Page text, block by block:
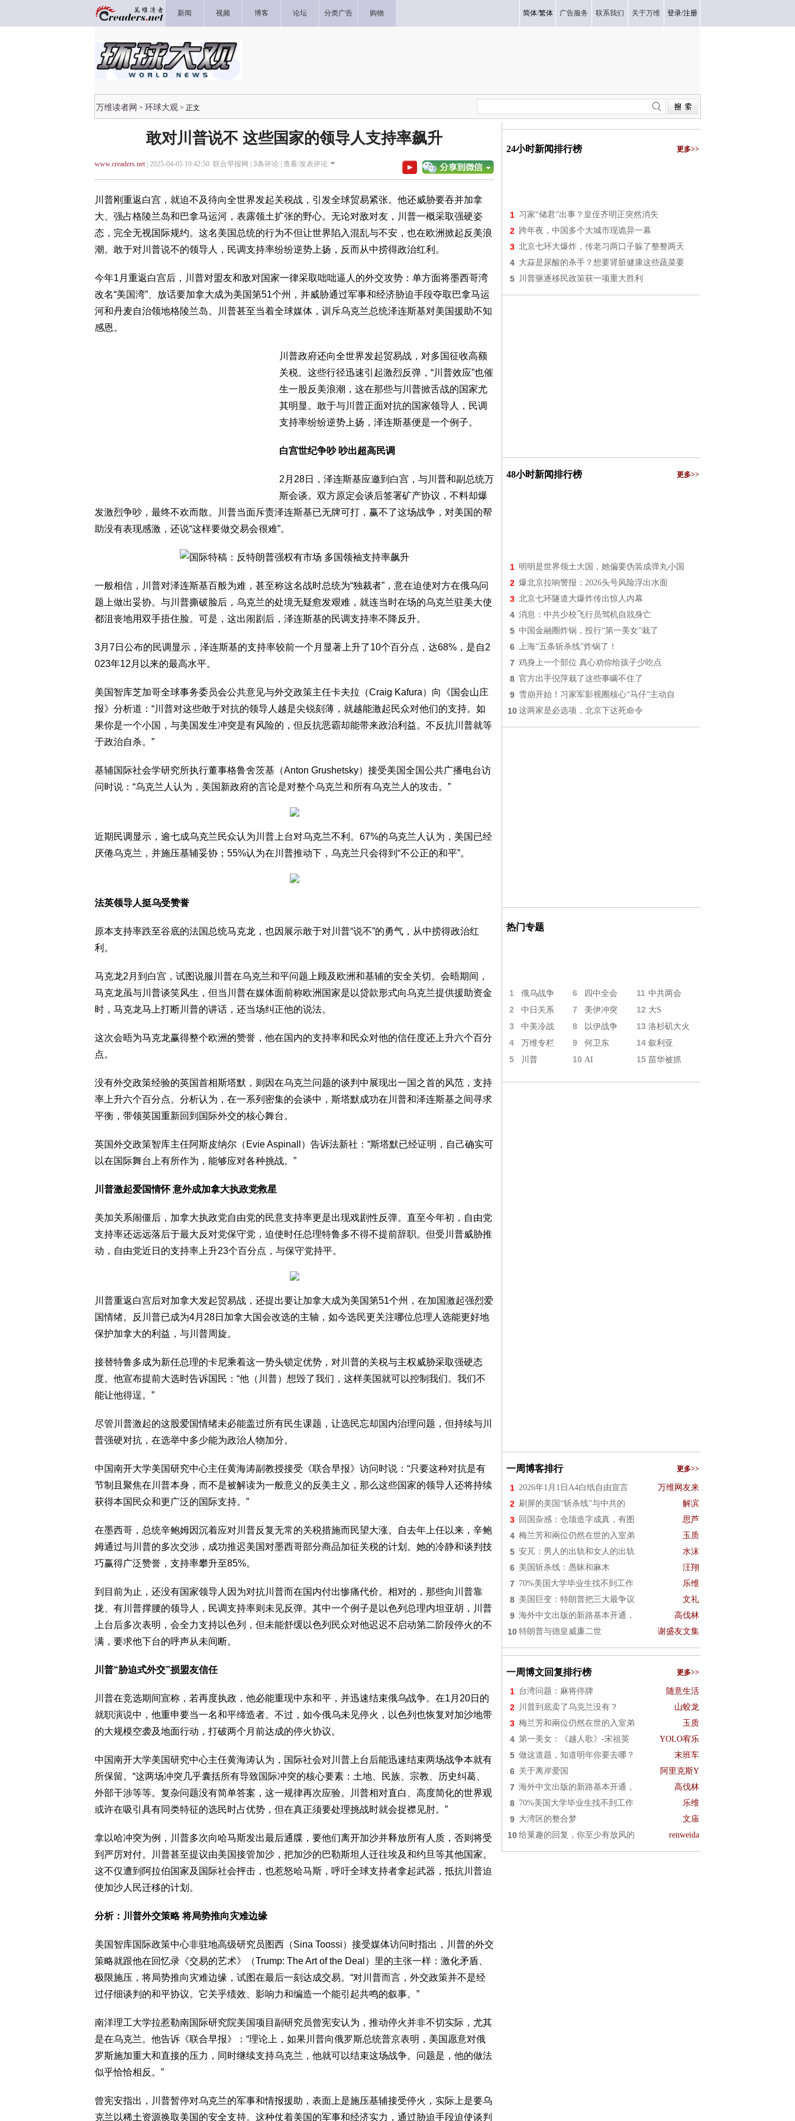
新闻 视频 博客 论坛 分类广告 购物 简体/繁体 广告服务 联系我们 关于万维 登录/注册
万维读者网 > 环球大观 > 正文
敢对川普说不 这些国家的领导人支持率飙升
www.creaders.net| 2025-04-05 19:42:50 联合早报网 | 3条评论 | 查看/发表评论
川普刚重返白宫，就迫不及待向全世界发起关税战，引发全球贸易紧张。他还威胁要吞并加拿
大、强占格陵兰岛和巴拿马运河，表露领土扩张的野心。无论对敌对友，川普一概采取强硬姿
态，完全无视国际规约。这名美国总统的行为不但让世界陷入混乱与不安，也在欧洲掀起反美浪
潮。敢于对川普说不的领导人，民调支持率纷纷逆势上扬，反而从中捞得政治红利。
今年1月重返白宫后，川普对盟友和敌对国家一律采取咄咄逼人的外交攻势：单方面将墨西哥湾
改名“美国湾”、放话要加拿大成为美国第51个州，并威胁通过军事和经济胁迫手段夺取巴拿马运
河和丹麦自治领地格陵兰岛。川普甚至当着全球媒体，训斥乌克兰总统泽连斯基对美国援助不知
感恩。
川普政府还向全世界发起贸易战，对多国征收高额
关税。这些行径迅速引起激烈反弹，“川普效应”也催
生一股反美浪潮，这在那些与川普掀舌战的国家尤
其明显。敢于与川普正面对抗的国家领导人，民调
支持率纷纷逆势上扬，泽连斯基便是一个例子。
白宫世纪争吵 吵出超高民调
2月28日，泽连斯基应邀到白宫，与川普和副总统万
斯会谈。双方原定会谈后签署矿产协议，不料却爆
发激烈争吵，最终不欢而散。川普当面斥责泽连斯基已无牌可打，赢不了这场战争，对美国的帮
助没有表现感激，还说“这样要做交易会很难”。
一般相信，川普对泽连斯基百般为难，甚至称这名战时总统为“独裁者”，意在迫使对方在俄乌问
题上做出妥协。与川普撕破脸后，乌克兰的处境无疑愈发艰难，就连当时在场的乌克兰驻美大使
都沮丧地用双手捂住脸。可是，这出闹剧后，泽连斯基的民调支持率不降反升。
3月7日公布的民调显示，泽连斯基的支持率较前一个月显著上升了10个百分点，达68%，是自2
023年12月以来的最高水平。
美国智库芝加哥全球事务委员会公共意见与外交政策主任卡夫拉（Craig Kafura）向《国会山庄
报》分析道：“川普对这些敢于对抗的领导人越是尖锐刻薄，就越能激起民众对他们的支持。如
果你是一个小国，与美国发生冲突是有风险的，但反抗恶霸却能带来政治利益。不反抗川普就等
于政治自杀。”
基辅国际社会学研究所执行董事格鲁舍茨基（Anton Grushetsky）接受美国全国公共广播电台访
问时说：“乌克兰人认为，美国新政府的言论是对整个乌克兰和所有乌克兰人的攻击。”
近期民调显示，逾七成乌克兰民众认为川普上台对乌克兰不利。67%的乌克兰人认为，美国已经
厌倦乌克兰，并施压基辅妥协；55%认为在川普推动下，乌克兰只会得到“不公正的和平”。
法英领导人挺乌受赞誉
原本支持率跌至谷底的法国总统马克龙，也因展示敢于对川普“说不”的勇气，从中捞得政治红
利。
马克龙2月到白宫，试图说服川普在乌克兰和平问题上顾及欧洲和基辅的安全关切。会晤期间，
马克龙虽与川普谈笑风生，但当川普在媒体面前称欧洲国家是以贷款形式向乌克兰提供援助资金
时，马克龙马上打断川普的讲话，还当场纠正他的说法。
这次会晤为马克龙赢得整个欧洲的赞誉，他在国内的支持率和民众对他的信任度还上升六个百分
点。
没有外交政策经验的英国首相斯塔默，则因在乌克兰问题的谈判中展现出一国之首的风范，支持
率上升六个百分点。分析认为，在一系列密集的会谈中，斯塔默成功在川普和泽连斯基之间寻求
平衡，带领英国重新回到国际外交的核心舞台。
英国外交政策智库主任阿斯皮纳尔（Evie Aspinall）告诉法新社：“斯塔默已经证明，自己确实可
以在国际舞台上有所作为，能够应对各种挑战。”
川普激起爱国情怀 意外成加拿大执政党救星
美加关系闹僵后，加拿大执政党自由党的民意支持率更是出现戏剧性反弹。直至今年初，自由党
支持率还远远落后于最大反对党保守党，迫使时任总理特鲁多不得不提前辞职。但受川普威胁推
动，自由党近日的支持率上升23个百分点，与保守党持平。
川普重返白宫后对加拿大发起贸易战，还提出要让加拿大成为美国第51个州，在加国激起强烈爱
国情绪。反川普已成为4月28日加拿大国会改选的主轴，如今选民更关注哪位总理人选能更好地
保护加拿大的利益，与川普周旋。
接替特鲁多成为新任总理的卡尼乘着这一势头锁定优势，对川普的关税与主权威胁采取强硬态
度。他宣布提前大选时告诉国民：“他（川普）想毁了我们，这样美国就可以控制我们。我们不
能让他得逞。”
尽管川普激起的这股爱国情绪未必能盖过所有民生课题，让选民忘却国内治理问题，但持续与川
普强硬对抗，在选举中多少能为政治人物加分。
中国南开大学美国研究中心主任黄海涛副教授接受《联合早报》访问时说：“只要这种对抗是有
节制且聚焦在川普本身，而不是被解读为一般意义的反美主义，那么这些国家的领导人还将持续
获得本国民众和更广泛的国际支持。”
在墨西哥，总统辛鲍姆因沉着应对川普反复无常的关税措施而民望大涨。自去年上任以来，辛鲍
姆通过与川普的多次交涉，成功推迟美国对墨西哥部分商品加征关税的计划。她的冷静和谈判技
巧赢得广泛赞誉，支持率攀升至85%。
到目前为止，还没有国家领导人因为对抗川普而在国内付出惨痛代价。相对的，那些向川普靠
拢、有川普撑腰的领导人，民调支持率则未见反弹。其中一个例子是以色列总理内坦亚胡，川普
上台后多次表明，会全力支持以色列，但未能舒缓以色列民众对他迟迟不启动第二阶段停火的不
满，要求他下台的呼声从未间断。
川普“胁迫式外交”损盟友信任
川普在竞选期间宣称，若再度执政，他必能重现中东和平，并迅速结束俄乌战争。在1月20日的
就职演说中，他重申要当一名和平缔造者。不过，如今俄乌未见停火，以色列也恢复对加沙地带
的大规模空袭及地面行动，打破两个月前达成的停火协议。
中国南开大学美国研究中心主任黄海涛认为，国际社会对川普上台后能迅速结束两场战争本就有
所保留。“这两场冲突几乎囊括所有导致国际冲突的核心要素：土地、民族、宗教、历史纠葛、
外部干涉等等。复杂问题没有简单答案，这一规律再次应验。川普相对直白、高度简化的世界观
或许在吸引具有同类特征的选民时占优势，但在真正须要处理挑战时就会捉襟见肘。”
拿以哈冲突为例，川普多次向哈马斯发出最后通牒，要他们离开加沙并释放所有人质，否则将受
到严厉对付。川普甚至提议由美国接管加沙，把加沙的巴勒斯坦人迁往埃及和约旦等其他国家。
这不仅遭到阿拉伯国家及国际社会抨击，也惹怒哈马斯，呼吁全球支持者拿起武器，抵抗川普迫
使加沙人民迁移的计划。
分析：川普外交策略 将局势推向灾难边缘
美国智库国际政策中心非驻地高级研究员图西（Sina Toossi）接受媒体访问时指出，川普的外交
策略就跟他在回忆录《交易的艺术》（Trump: The Art of the Deal）里的主张一样：激化矛盾、
极限施压，将局势推向灾难边缘，试图在最后一刻达成交易。“对川普而言，外交政策并不是经
过仔细谈判的和平协议。它关乎绩效、影响力和编造一个能引起共鸣的叙事。”
南洋理工大学拉惹勒南国际研究院美国项目副研究员曾宪安认为，推动停火并非不切实际，尤其
是在乌克兰。他告诉《联合早报》：“理论上，如果川普向俄罗斯总统普京表明，美国愿意对俄
罗斯施加重大和直接的压力，同时继续支持乌克兰，他就可以结束这场战争。问题是，他的做法
似乎恰恰相反。”
曾宪安指出，川普暂停对乌克兰的军事和情报援助，表面上是施压基辅接受停火，实际上是要乌
克兰以稀土资源换取美国的安全支持。这种仗着美国的军事和经济实力，通过胁迫手段迫使谈判
24小时新闻排行榜 更多>>
1 习家“储君”出事？皇侄齐明正突然消失
2 跨年夜，中国多个大城市现诡异一幕
3 北京七环大爆炸，传老习两口子躲了整整两天
4 大蒜是尿酸的杀手？想要肾脏健康这些蔬菜要
5 川普驱逐移民政策获一项重大胜利
48小时新闻排行榜 更多>>
1 明明是世界领土大国，她偏要伪装成弹丸小国
2 爆北京拉响警报：2026头号风险浮出水面
3 北京七环隧道大爆炸传出惊人内幕
4 消息：中共少校飞行员驾机自戕身亡
5 中国金融圈炸锅，投行“第一美女”栽了
6 上海“五条斩杀线”炸锅了！
7 鸡身上一个部位 真心劝你给孩子少吃点
8 官方出手倪萍栽了这些事瞒不住了
9 雪崩开始！习家军影视圈核心“马仔”主动自
10 这两家是必选项，北京下达死命令
热门专题
1 俄乌战争 6 四中全会 11 中共两会
2 中日关系 7 美伊冲突 12 大S
3 中美冷战 8 以伊战争 13 洛杉矶大火
4 万维专栏 9 何卫东 14 叙利亚
5 川普 10 AI 15 苗华被抓
一周博客排行 更多>>
1 2026年1月1日A4白纸自由宣言 万维网友来
2 刷屏的美国“斩杀线”与中共的 解滨
3 回国杂感：仓颉造字成真，有图 思芦
4 梅兰芳和兩位仍然在世的入室弟 玉质
5 安芃：男人的出轨和女人的出轨 水沫
6 美国斩杀线：愚昧和麻木 汪翔
7 70%美国大学毕业生找不到工作 乐维
8 美国巨变：特朗普把三大最争议 文礼
9 海外中文出版的新路基本开通， 高伐林
10 特朗普与德皇威廉二世 谢盛友文集
一周博文回复排行榜 更多>>
1 台湾问题：麻将停牌 随意生活
2 川普到底卖了乌克兰没有？ 山蛟龙
3 梅兰芳和兩位仍然在世的入室弟 玉质
4 第一美女：《越人歌》-宋祖英 YOLO宥乐
5 做这道题，知道明年你要去哪？ 末班车
6 关于离岸爱国 阿里克斯Y
7 海外中文出版的新路基本开通， 高伐林
8 70%美国大学毕业生找不到工作 乐维
9 大湾区的整合梦 文庙
10 给菓趣的回复，你至少有放风的 renweida